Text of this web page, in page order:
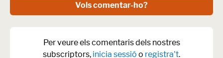
Vols comentar-ho?
Per veure els comentaris dels nostres
subscriptors, inicia sessió o registra't.